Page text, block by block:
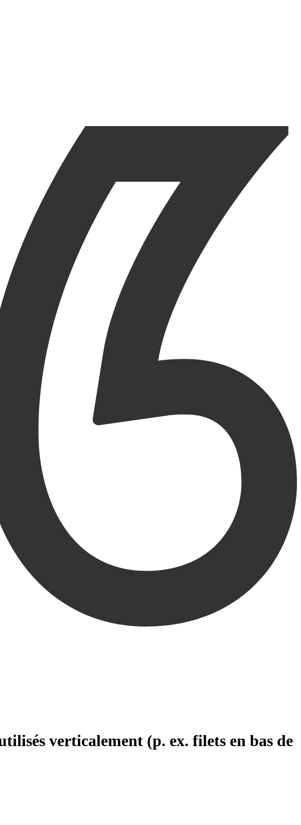
verticalement (p. ex. filets en bas de